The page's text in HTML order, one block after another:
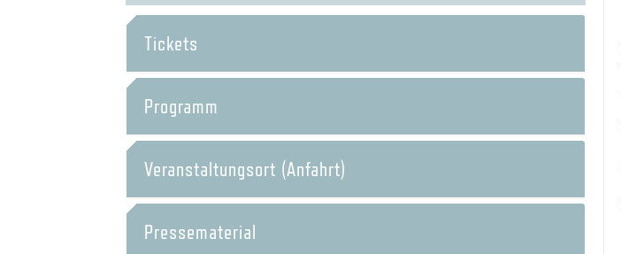
Tickets
Programm
Veranstaltungsort (Anfahrt)
Pressematerial